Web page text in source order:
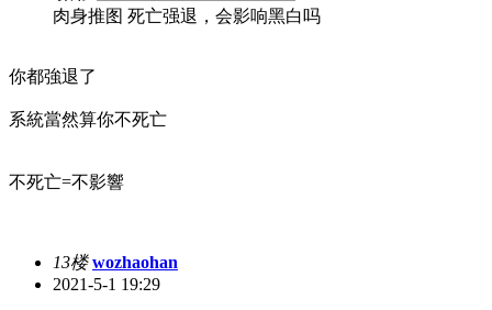
肉身推图 死亡强退，会影响黑白吗
你都強退了
系統當然算你不死亡
不死亡=不影響
13楼 wozhaohan
2021-5-1 19:29